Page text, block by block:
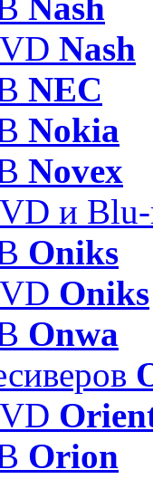
Nash
NEC
Nokia
Novex
и
Oniks
Oniks
Onwa
Orion